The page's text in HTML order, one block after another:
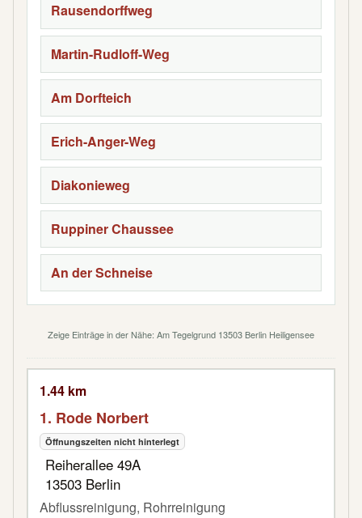
Rausendorffweg
Martin-Rudloff-Weg
Am Dorfteich
Erich-Anger-Weg
Diakonieweg
Ruppiner Chaussee
An der Schneise
Zeige Einträge in der Nähe: Am Tegelgrund 13503 Berlin Heiligensee
1.44 km
1. Rode Norbert
Öffnungszeiten nicht hinterlegt
Reiherallee 49A
13503 Berlin
Abflussreinigung, Rohrreinigung